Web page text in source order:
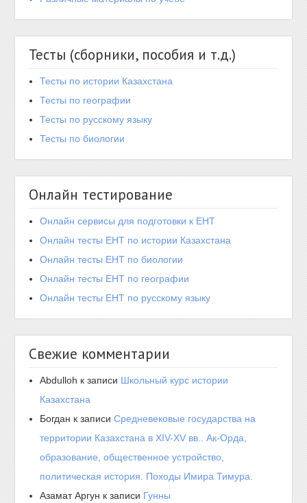
Тесты (сборники, пособия и т.д.)
Тесты по истории Казахстана
Тесты по географии
Тесты по русскому языку
Тесты по биологии
Онлайн тестирование
Онлайн сервисы для подготовки к ЕНТ
Онлайн тесты ЕНТ по истории Казахстана
Онлайн тесты ЕНТ по биологии
Онлайн тесты ЕНТ по географии
Онлайн тесты ЕНТ по русскому языку
Свежие комментарии
Abdulloh к записи Школьный курс истории
Казахстана
Богдан к записиСредневековые государства на
территории Казахстана в XIV-XV вв.. Ак-Орда,
образование, общественное устройство,
политическая история. Походы Имира Тимура.
Азамат Аргун к записи Гунны